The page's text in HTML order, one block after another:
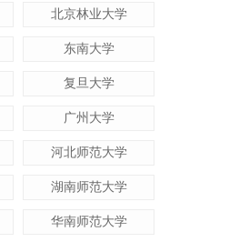
北京林业大学
东南大学
复旦大学
广州大学
河北师范大学
湖南师范大学
华南师范大学